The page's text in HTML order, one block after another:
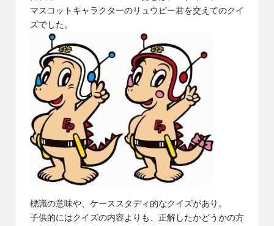
マスコットキャラクターのリュウピー君を交えてのクイ
ズでした。
標識の意味や、ケーススタディ的なクイズがあり。
子供的にはクイズの内容よりも、正解したかどうかの方